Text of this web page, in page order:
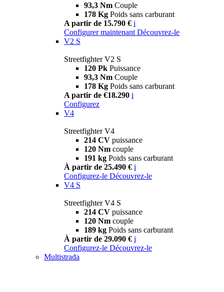
93,3 Nm Couple
178 Kg Poids sans carburant
A partir de 15.790 € i
Configurer maintenant Découvrez-le
V2 S
Streetfighter V2 S
120 Pk Puissance
93,3 Nm Couple
178 Kg Poids sans carburant
A partir de €18.290 i
Configurez
V4
Streetfighter V4
214 CV puissance
120 Nm couple
191 kg Poids sans carburant
À partir de 25.490 € i
Configurez-le Découvrez-le
V4 S
Streetfighter V4 S
214 CV puissance
120 Nm couple
189 kg Poids sans carburant
À partir de 29.090 € i
Configurez-le Découvrez-le
Multistrada